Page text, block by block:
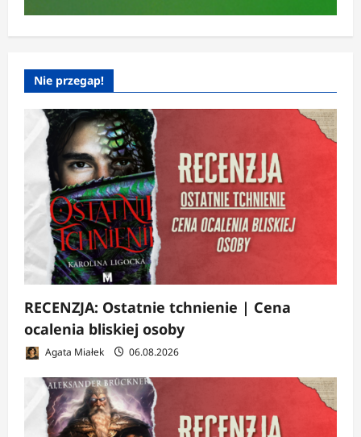
Nie przegap!
RECENZJA: Ostatnie tchnienie | Cena
ocalenia bliskiej osoby
Agata Miałek 06.08.2026